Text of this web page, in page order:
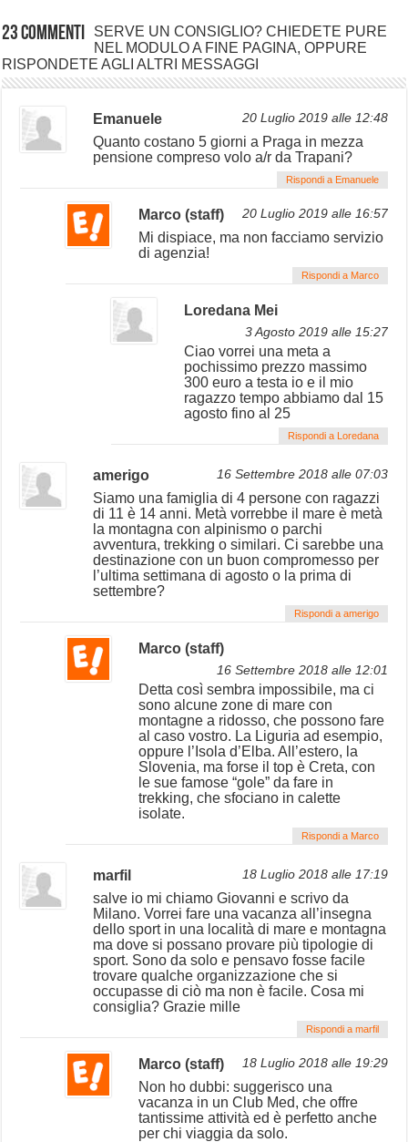
23 commenti
SERVE UN CONSIGLIO? CHIEDETE PURE
NEL MODULO A FINE PAGINA, OPPURE
RISPONDETE AGLI ALTRI MESSAGGI
Emanuele 20 Luglio 2019 alle 12:48
Quanto costano 5 giorni a Praga in mezza
pensione compreso volo a/r da Trapani?
Rispondi a Emanuele
Marco (staff) 20 Luglio 2019 alle 16:57
Mi dispiace, ma non facciamo servizio
di agenzia!
Rispondi a Marco
Loredana Mei
3 Agosto 2019 alle 15:27
Ciao vorrei una meta a
pochissimo prezzo massimo
300 euro a testa io e il mio
ragazzo tempo abbiamo dal 15
agosto fino al 25
Rispondi a Loredana
amerigo 16 Settembre 2018 alle 07:03
Siamo una famiglia di 4 persone con ragazzi
di 11 è 14 anni. Metà vorrebbe il mare è metà
la montagna con alpinismo o parchi
avventura, trekking o similari. Ci sarebbe una
destinazione con un buon compromesso per
l’ultima settimana di agosto o la prima di
settembre?
Rispondi a amerigo
Marco (staff)
16 Settembre 2018 alle 12:01
Detta così sembra impossibile, ma ci
sono alcune zone di mare con
montagne a ridosso, che possono fare
al caso vostro. La Liguria ad esempio,
oppure l’Isola d’Elba. All’estero, la
Slovenia, ma forse il top è Creta, con
le sue famose “gole” da fare in
trekking, che sfociano in calette
isolate.
Rispondi a Marco
marfil 18 Luglio 2018 alle 17:19
salve io mi chiamo Giovanni e scrivo da
Milano. Vorrei fare una vacanza all’insegna
dello sport in una località di mare e montagna
ma dove si possano provare più tipologie di
sport. Sono da solo e pensavo fosse facile
trovare qualche organizzazione che si
occupasse di ciò ma non è facile. Cosa mi
consiglia? Grazie mille
Rispondi a marfil
Marco (staff) 18 Luglio 2018 alle 19:29
Non ho dubbi: suggerisco una
vacanza in un Club Med, che offre
tantissime attività ed è perfetto anche
per chi viaggia da solo.